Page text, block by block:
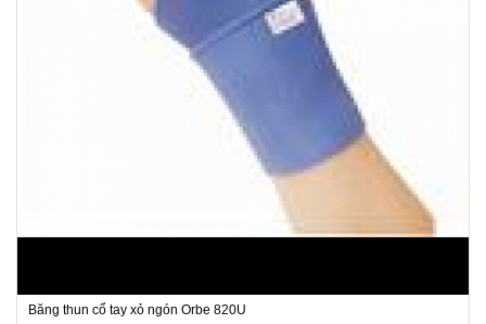
Băng thun cổ tay xỏ ngón Orbe 820U